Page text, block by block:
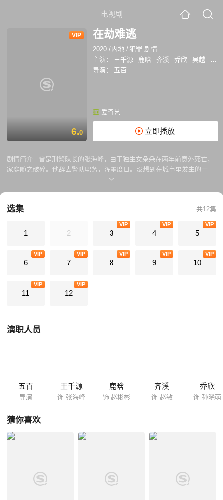
电视剧
VIP
6.0
在劫难逃
2020 / 内地 /犯罪 剧情
主演：
王千源 鹿晗 齐溪 乔欣 吴越
张
导演：
五百
爱奇艺
立即播放
剧情简介 : 曾是刑警队长的张海峰，由于独生女朵朵在两年前意外死亡，
家庭随之破碎。他辞去警队职务，浑噩度日。没想到在城市里发生的一起
连环杀人案似乎与朵朵的意外相关，张海峰也意外卷入其中。可他没想
选集 共12集
1 2 3
VIP
4
VIP
5
VIP
6
VIP
7
VIP
8
VIP
9
VIP
10
VIP
11
VIP
12
VIP
演职人员
五百
导演
王千源
饰 张海峰
鹿晗
饰 赵彬彬
齐溪
饰 赵敏
乔欣
饰 孙晓萌
猜你喜欢